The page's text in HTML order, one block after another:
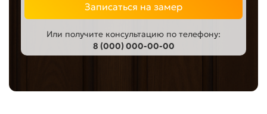
Записаться на замер
Или получите консультацию по телефону:
8 (000) 000-00-00